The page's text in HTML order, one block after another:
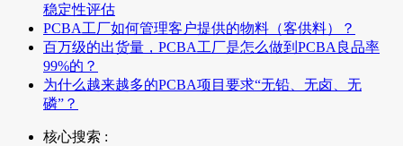
稳定性评估
PCBA工厂如何管理客户提供的物料（客供料）？
百万级的出货量，PCBA工厂是怎么做到PCBA良品率
99%的？
为什么越来越多的PCBA项目要求“无铅、无卤、无
磷”？
核心搜索 :